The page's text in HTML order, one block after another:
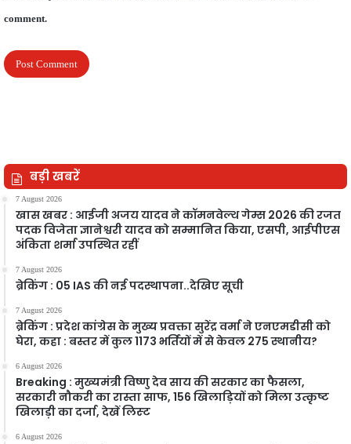
comment.
बड़ी खबरें
7 August 2026
खास खबर : आईजी अजय यादव ने कॉमनवेल्थ गेम्स 2026 की रजत
पदक विजेता ज्ञानेश्वरी यादव को सम्मानित किया, एसपी, आईपीएस
अंकिता शर्मा उपस्थित रहीं
7 August 2026
ब्रेकिंग : 05 IAS की नई पदस्थापना..देखिए सूची
7 August 2026
ब्रेकिंग : प्रदेश कांग्रेस के मुख्य प्रवक्ता सुरेंद्र वर्मा ने एनएमडीसी को
घेरा, कहा : बस्तर में कुल 1173 भर्तियों में से केवल 275 स्थानीय?
6 August 2026
Breaking : मुख्यमंत्री विष्णु देव साय की सरकार का फैसला,
सरकारी नौकरी का रास्ता साफ, 156 खिलाड़ियों को मिला उत्कृष्ट
खिलाड़ी का दर्जा, देखें लिस्‍ट
6 August 2026